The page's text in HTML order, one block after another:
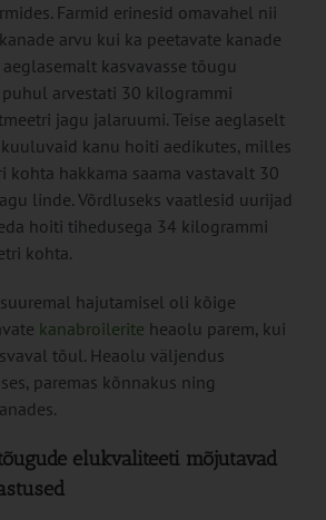
Farmid erinesid omavahel nii
arvu kui ka peetavate kanade
kasvavasse tõugu
arvestati 30 kilogrammi
jagu jalaruumi. Teise aeglaselt
kanu hoiti aedikutes, milles
kohta hakkama saama vastavalt 30
linde. Võrdluseks vaatlesid uurijad
hoiti tihedusega 34 kilogrammi
kohta.
hajutamisel oli kõige
kanabroilerite heaolu parem, kui
tõul. Heaolu väljendus
paremas kõnnakus ning
elukvaliteeti mõjutavad